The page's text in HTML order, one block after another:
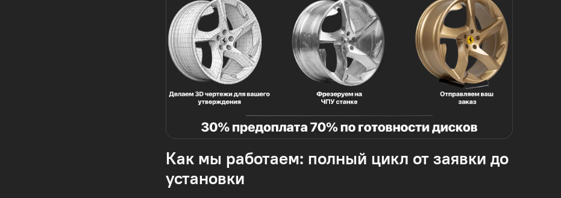
Как мы работаем: полный цикл от заявки до
установки